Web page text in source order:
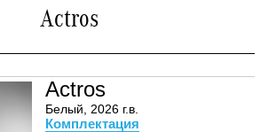
Actros
Actros
Белый, 2026 г.в.
Комплектация